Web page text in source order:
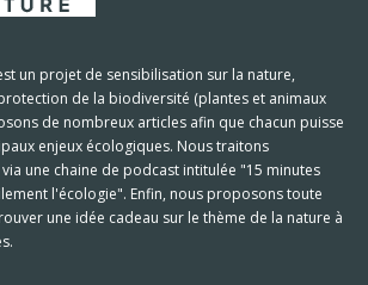
un projet de sensibilisation sur la nature,
de la biodiversité (plantes et animaux
de nombreux articles afin que chacun puisse
enjeux écologiques. Nous traitons
une chaine de podcast intitulée "15 minutes
l'écologie". Enfin, nous proposons toute
une idée cadeau sur le thème de la nature à